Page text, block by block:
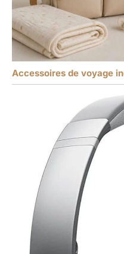
Accessoires de voyage